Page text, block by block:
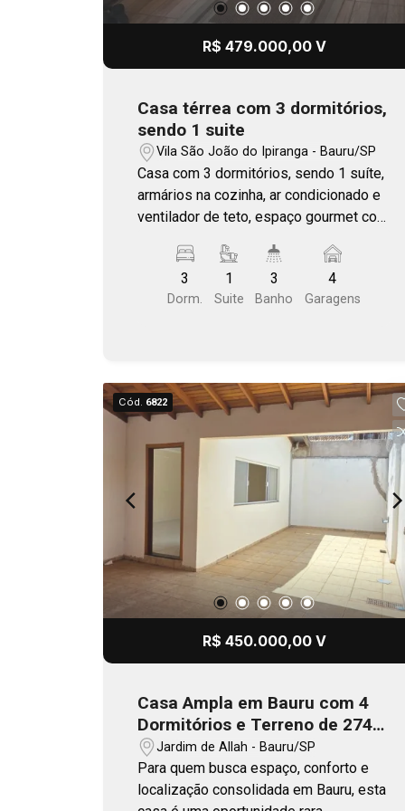
R$ 479.000,00 V
Casa térrea com 3 dormitórios,
sendo 1 suite
Vila São João do Ipiranga - Bauru/SP
Casa com 3 dormitórios, sendo 1 suíte,
armários na cozinha, ar condicionado e
ventilador de teto, espaço gourmet com
veículos
3
Dorm.
1
Suite
3
Banho
4
Garagens
Cód. 6822
R$ 450.000,00 V
Casa Ampla em Bauru com 4
Dormitórios e Terreno de 274
m² | Oportunidade Rara na
Região
Jardim de Allah - Bauru/SP
Para quem busca espaço, conforto e
localização consolidada em Bauru, esta